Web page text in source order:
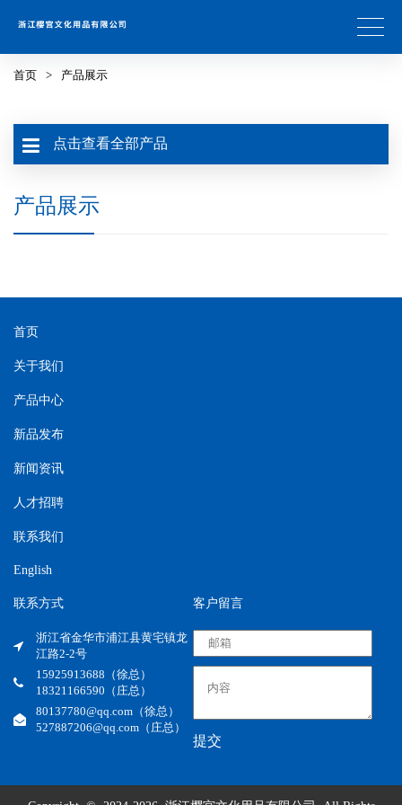
首页 > 产品展示
点击查看全部产品
产品展示
首页
关于我们
产品中心
新品发布
新闻资讯
人才招聘
联系我们
English
联系方式
浙江省金华市浦江县黄宅镇龙
江路2-2号
15925913688（徐总）
18321166590（庄总）
80137780@qq.com（徐总）
527887206@qq.com（庄总）
客户留言
提交